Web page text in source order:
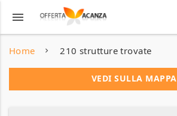
menu
Home 210 strutture trovate
VEDI SULLA MAPPA